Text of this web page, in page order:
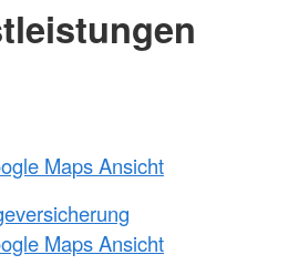
Maps Ansicht
Maps Ansicht